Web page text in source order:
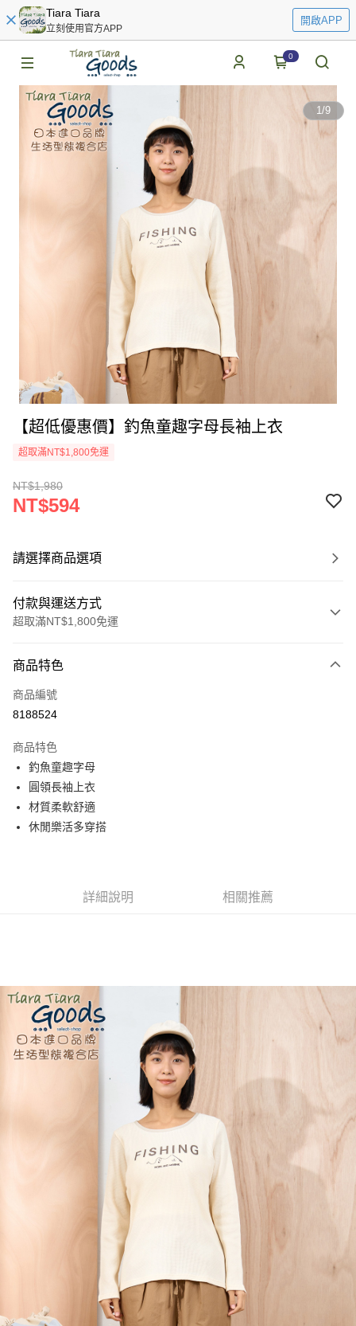
Tiara Tiara
立刻使用官方APP
開啟APP
0
1/9
【超低優惠價】釣魚童趣字母長袖上衣
超取滿NT$1,800免運
NT$1,980
NT$594
請選擇商品選項
付款與運送方式
超取滿NT$1,800免運
信用卡一次付款
超商取貨付款
街口支付
悠遊付
AFTEE先享後付
１．簡單：不需註冊會員、不需綁卡、不需儲值。
結帳頁面，進行簡訊認證並確認金額後，即可完成結帳。
２．訂單成立數日內，您將收到繳費通知簡訊。
３．收到繳費通知簡訊後14天內，點擊此簡訊中的連結，可透過四大超商／
ATM／網路銀行／等多元方式進行付款，方視為交易完成。
※ 請注意：結帳手續完成當下不需立刻繳費，但若您需要取消訂單，請聯絡
購買商品的店家。未經商家同意取消之訂單仍視為有效，需透過AFTEE先享
※ 交易是否成功請以「AFTEE先享後付 」之結帳頁面顯示為準，若有關於
是否繳費成功／繳費後需取消欲退款等相關疑問，請聯繫「AFTEE先享後付
https://netprotections.freshdesk.com/support/home
１．透過由恩沛科技股份有限公司提供之「AFTEE先享後付」服務完成之交
易，需依本服務之必要範圍內提供個人資料，並將交易相關給付款項請求債
權轉讓予恩沛科技股份有限公司。
２．關於個人資料處理事宜，請瀏覽以下網址：
https://aftee.tw/terms/#terms3
３．未成年的使用者請事先徵得法定代理人或監護人之同意方可使用
「AFTEE先享後付」，若未經同意申辦者引起之損失，本公司不負相關責
４．使用「AFTEE先享後付」時，將依據個別帳號之用戶狀況，依本公司即
時審查核予不同之上限額度；若仍有額度不足之情形，本公司將視審查結果
請求用戶進行身份認證。
５．嚴禁一人註冊多個帳號或使用他人資訊註冊。若發現惡意使用之情形，
付款後全家取貨
每筆NT$60，滿NT$1,800(含以上)免運費
7-11取貨付款
每筆NT$60，滿NT$2,000(含以上)免運費
每筆NT$60，滿NT$2,000(含以上)免運費
黑貓宅急便(包裹尺寸60cm以下)
每筆NT$100，滿NT$2,000(含以上)免運費
黑貓宅急便(包裹尺寸90cm以下)
每筆NT$140，滿NT$2,000(含以上)免運費
商品特色
商品編號
8188524
商品特色
釣魚童趣字母
圓領長袖上衣
材質柔軟舒適
休閒樂活多穿搭
詳細說明 相關推薦